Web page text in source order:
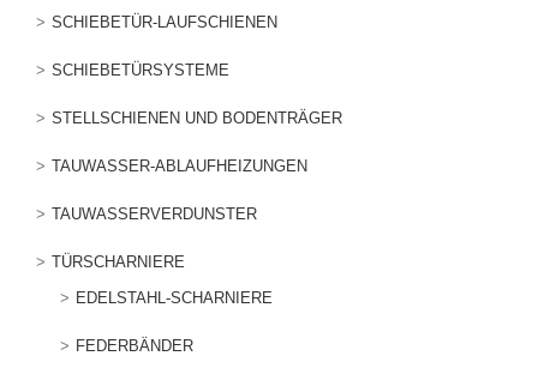
SCHIEBETÜR-LAUFSCHIENEN
SCHIEBETÜRSYSTEME
STELLSCHIENEN UND BODENTRÄGER
TAUWASSER-ABLAUFHEIZUNGEN
TAUWASSERVERDUNSTER
TÜRSCHARNIERE
EDELSTAHL-SCHARNIERE
FEDERBÄNDER